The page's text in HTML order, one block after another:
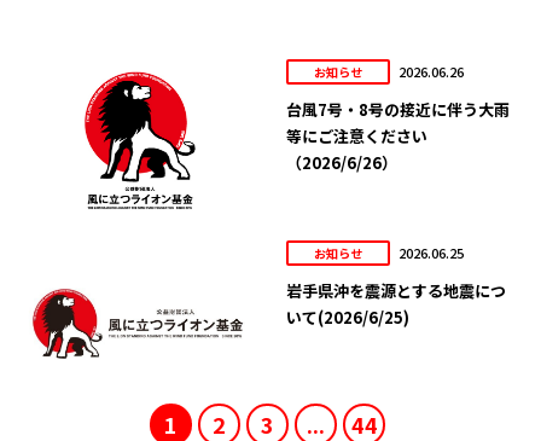
お知らせ 2026.06.26
台風7号・8号の接近に伴う大雨
等にご注意ください
（2026/6/26）
お知らせ 2026.06.25
岩手県沖を震源とする地震につ
いて(2026/6/25)
1 2 3 ... 44